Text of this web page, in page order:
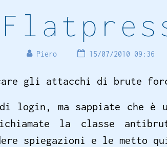
Piero 15/07/2010 09:36
gli attacchi di brute
di login, ma sappiate
la classe
spiegazioni e le metto